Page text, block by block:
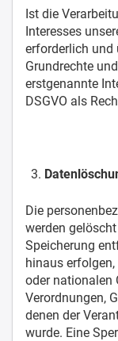
Ist die
Interesses
erforderlich und
Grundrechte
erstgenannte
DSGVO als
Die
werden
Speicherung
hinaus
oder nationalen
Verordnungen,
denen der
wurde. Eine